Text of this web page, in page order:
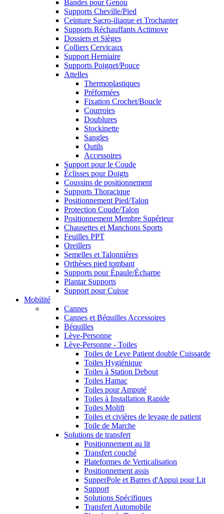
Bandes pour Genou
Supports Cheville/Pied
Ceinture Sacro-iliaque et Trochanter
Supports Réchauffants Actimove
Dossiers et Sièges
Colliers Cervicaux
Support Herniaire
Supports Poignet/Pouce
Attelles
Thermoplastiques
Préformées
Fixation Crochet/Boucle
Courroies
Doublures
Stockinette
Sangles
Outils
Accessoires
Support pour le Coude
Éclisses pour Doigts
Coussins de positionnement
Supports Thoracique
Positionnement Pied/Talon
Protection Coude/Talon
Positionnement Membre Supérieur
Chausettes et Manchons Sports
Feuilles PPT
Oreillers
Semelles et Talonnières
Orthèses pied tombant
Supports pour Épaule/Écharpe
Plantar Supports
Support pour Cuisse
Mobilité
Cannes
Cannes et Béquilles Accessoires
Béquilles
Lève-Personne
Lève-Personne - Toiles
Toiles de Leve Patient double Cuissarde
Toiles Hygiénique
Toiles à Station Debout
Toiles Hamac
Toiles pour Amputé
Toiles à Installation Rapide
Toiles Molift
Toiles et civières de levage de patient
Toile de Marche
Solutions de transfert
Positionnement au lit
Transfert couché
Plateformes de Verticalisation
Positionnement assis
SupperPole et Barres d'Appui pour Lit
Support
Solutions Spécifiques
Transfert Automobile